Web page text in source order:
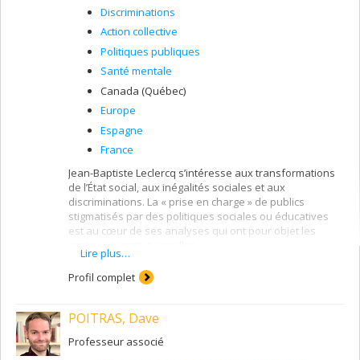
Discriminations
Action collective
Politiques publiques
Santé mentale
Canada (Québec)
Europe
Espagne
France
Jean-Baptiste Leclercq s’intéresse aux transformations
de l’État social, aux inégalités sociales et aux
discriminations. La « prise en charge » de publics
stigmatisés par des politiques sociales ou éducatives
est au cœur de ses analyses qui ont pour objet les
Sa thèse de doctorat (Leclercq, 2007) porte sur la
reconfiguration de l’État social et les discriminations en
menée en Andalousie (Espagne) dans un quartier
stigmatisé comme gitan, pauvre et ou marginal (Leclercq,
2009, 2010 et 2013). Il analyse le traitement et la
Lire plus…
Profil complet
POITRAS, Dave
Professeur associé